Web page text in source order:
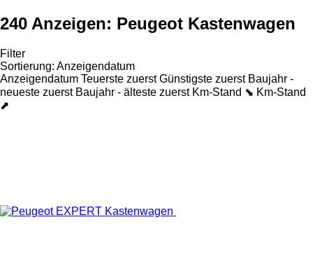
240 Anzeigen: Peugeot Kastenwagen
Filter
Sortierung: Anzeigendatum
Anzeigendatum Teuerste zuerst Günstigste zuerst Baujahr -
neueste zuerst Baujahr - älteste zuerst Km-Stand ⬊ Km-Stand
⬈